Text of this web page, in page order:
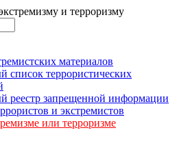
и терроризму
материалов
список террористических
реестр запрещенной информации
и экстремистов
или терроризме